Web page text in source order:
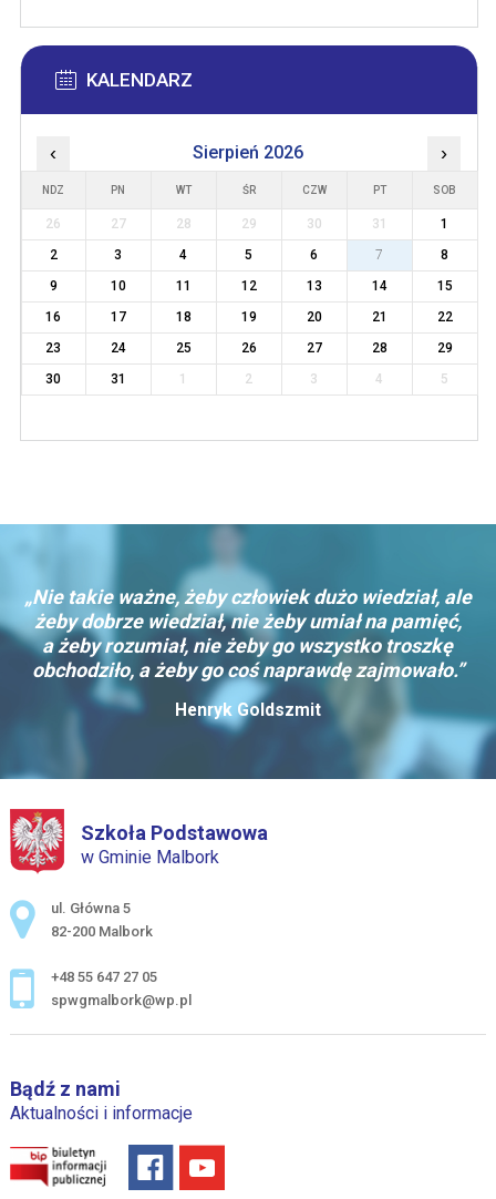
KALENDARZ
‹ Sierpień 2026 ›
NDZ PN WT ŚR CZW PT SOB
26 27 28 29 30 31
1
2
3 4 5 6 7
8
9
10 11 12 13 14
15
16
17 18 19 20 21
22
23
24 25 26 27 28
29
30
31 1 2 3 4 5
„Nie takie ważne, żeby człowiek dużo wiedział, ale
żeby dobrze wiedział, nie żeby umiał na pamięć,
a żeby rozumiał, nie żeby go wszystko troszkę
obchodziło, a żeby go coś naprawdę zajmowało.”
Henryk Goldszmit
Szkoła Podstawowa
w Gminie Malbork
Adres pocztowy:
ul. Główna 5
82-200 Malbork
+48 55 647 27 05
spwgmalbork@wp.pl
Bądź z nami
Aktualności i informacje